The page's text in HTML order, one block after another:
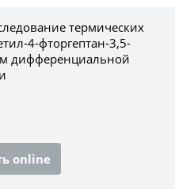
термических
4-фторгептан-3,5-
дифференциальной
online